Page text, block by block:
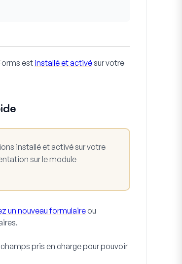
est installé et activésur votre
installé et activé sur votre
sur le module
un nouveau formulaireou
pris en charge pour pouvoir